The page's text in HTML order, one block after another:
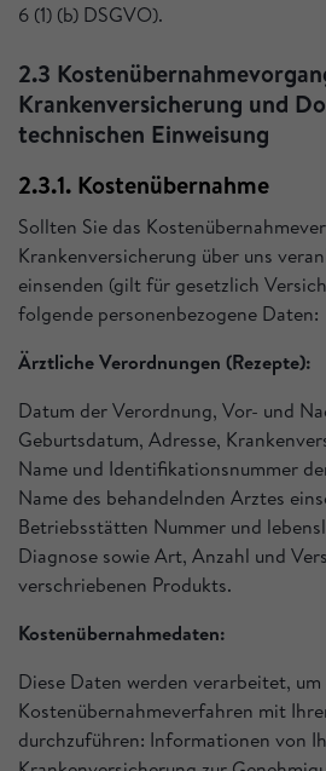
6 (1) (b) DSGVO).
2.3
Krankenversicherung und
technischen Einweisung
2.3.1. Kostenübernahme
Sollten Sie das
Krankenversicherung über uns
einsenden (gilt für gesetzlich
folgende personenbezogene Daten:
Ärztliche Verordnungen (Rezepte):
Datum der Verordnung, Vor- und
Geburtsdatum, Adresse,
Name und Identifikationsnummer
Name des behandelnden Arztes
Betriebsstätten Nummer und
Diagnose sowie Art, Anzahl und
verschriebenen Produkts.
Kostenübernahmedaten:
Diese Daten werden verarbeitet, um
Kostenübernahmeverfahren mit
durchzuführen: Informationen von